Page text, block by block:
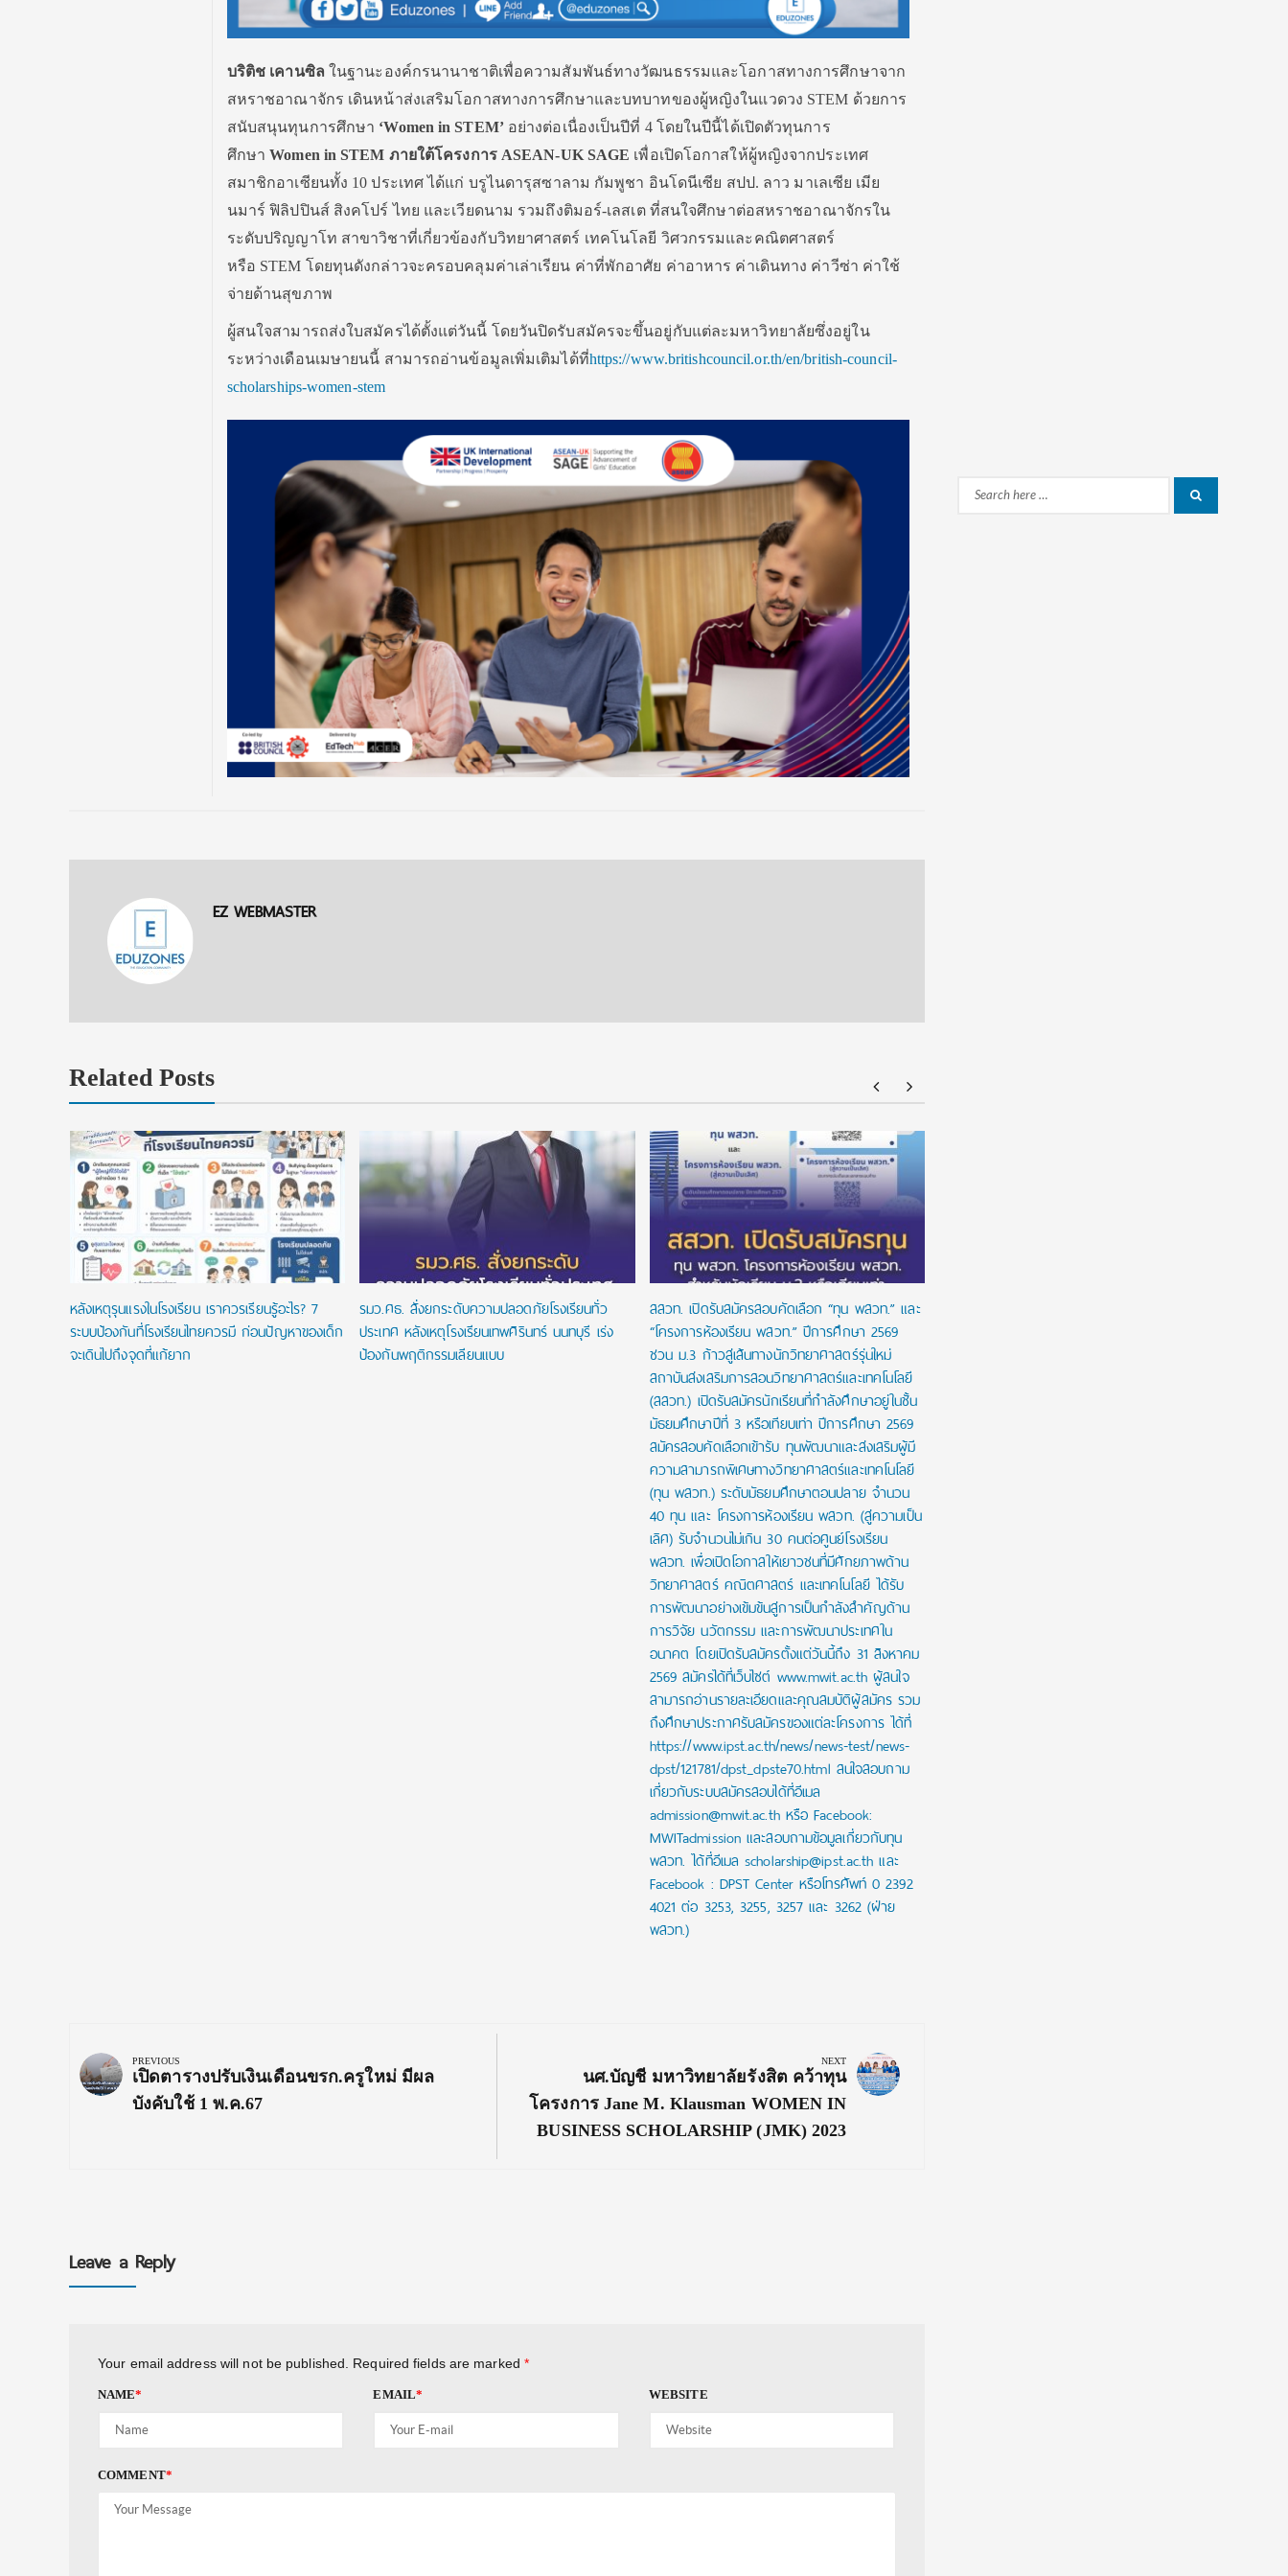
บริติช เคานซิล ในฐานะองค์กรนานาชาติเพื่อความสัมพันธ์ทางวัฒนธรรมและโอกาสทางการศึกษาจาก
สหราชอาณาจักร เดินหน้าส่งเสริมโอกาสทางการศึกษาและบทบาทของผู้หญิงในแวดวง STEM ด้วยการ
สนับสนุนทุนการศึกษา ‘Women in STEM’ อย่างต่อเนื่องเป็นปีที่ 4 โดยในปีนี้ได้เปิดตัวทุนการ
ศึกษาWomen in STEM ภายใต้โครงการ ASEAN-UK SAGE เพื่อเปิดโอกาสให้ผู้หญิงจากประเทศ
สมาชิกอาเซียนทั้ง 10 ประเทศ ได้แก่ บรูไนดารุสซาลาม กัมพูชา อินโดนีเซีย สปป. ลาว มาเลเซีย เมีย
นมาร์ ฟิลิปปินส์ สิงคโปร์ ไทย และเวียดนาม รวมถึงติมอร์-เลสเต ที่สนใจศึกษาต่อสหราชอาณาจักรใน
ระดับปริญญาโท สาขาวิชาที่เกี่ยวข้องกับวิทยาศาสตร์ เทคโนโลยี วิศวกรรมและคณิตศาสตร์
หรือ STEM โดยทุนดังกล่าวจะครอบคลุมค่าเล่าเรียน ค่าที่พักอาศัย ค่าอาหาร ค่าเดินทาง ค่าวีซ่า ค่าใช้
จ่ายด้านสุขภาพ
ผู้สนใจสามารถส่งใบสมัครได้ตั้งแต่วันนี้ โดยวันปิดรับสมัครจะขึ้นอยู่กับแต่ละมหาวิทยาลัยซึ่งอยู่ใน
ระหว่างเดือนเมษายนนี้ สามารถอ่านข้อมูลเพิ่มเติมได้ที่https://www.britishcouncil.or.th/en/british-council-
scholarships-women-stem
EZ WEBMASTER
Related Posts
หลังเหตุรุนแรงในโรงเรียน เราควรเรียนรู้อะไร? 7
ระบบป้องกันที่โรงเรียนไทยควรมี ก่อนปัญหาของเด็ก
จะเดินไปถึงจุดที่แก้ยาก
รมว.ศธ. สั่งยกระดับความปลอดภัยโรงเรียนทั่ว
ประเทศ หลังเหตุโรงเรียนเทพศิรินทร์ นนทบุรี เร่ง
ป้องกันพฤติกรรมเลียนแบบ
สสวท. เปิดรับสมัครสอบคัดเลือก “ทุน พสวท.” และ
“โครงการห้องเรียน พสวท.” ปีการศึกษา 2569
ชวน ม.3 ก้าวสู่เส้นทางนักวิทยาศาสตร์รุ่นใหม่
สถาบันส่งเสริมการสอนวิทยาศาสตร์และเทคโนโลยี
(สสวท.) เปิดรับสมัครนักเรียนที่กำลังศึกษาอยู่ในชั้น
มัธยมศึกษาปีที่ 3 หรือเทียบเท่า ปีการศึกษา 2569
สมัครสอบคัดเลือกเข้ารับ ทุนพัฒนาและส่งเสริมผู้มี
ความสามารถพิเศษทางวิทยาศาสตร์และเทคโนโลยี
(ทุน พสวท.) ระดับมัธยมศึกษาตอนปลาย จำนวน
40 ทุน และ โครงการห้องเรียน พสวท. (สู่ความเป็น
เลิศ) รับจำนวนไม่เกิน 30 คนต่อศูนย์โรงเรียน
พสวท. เพื่อเปิดโอกาสให้เยาวชนที่มีศักยภาพด้าน
วิทยาศาสตร์ คณิตศาสตร์ และเทคโนโลยี ได้รับ
การพัฒนาอย่างเข้มข้นสู่การเป็นกำลังสำคัญด้าน
การวิจัย นวัตกรรม และการพัฒนาประเทศใน
อนาคต โดยเปิดรับสมัครตั้งแต่วันนี้ถึง 31 สิงหาคม
2569 สมัครได้ที่เว็บไซต์ www.mwit.ac.th ผู้สนใจ
สามารถอ่านรายละเอียดและคุณสมบัติผู้สมัคร รวม
ถึงศึกษาประกาศรับสมัครของแต่ละโครงการ ได้ที่
https://www.ipst.ac.th/news/news-test/news-
dpst/121781/dpst_dpste70.html สนใจสอบถาม
เกี่ยวกับระบบสมัครสอบได้ที่อีเมล
admission@mwit.ac.th หรือ Facebook:
MWITadmission และสอบถามข้อมูลเกี่ยวกับทุน
พสวท. ได้ที่อีเมล scholarship@ipst.ac.th และ
Facebook : DPST Center หรือโทรศัพท์ 0 2392
4021 ต่อ 3253, 3255, 3257 และ 3262 (ฝ่าย
พสวท.)
navigation
PREVIOUS
Previous
Post:
เปิดตารางปรับเงินเดือนขรก.ครูใหม่ มีผล
บังคับใช้ 1 พ.ค.67
NEXT
Next
Post:
นศ.บัญชี มหาวิทยาลัยรังสิต คว้าทุน
โครงการ Jane M. Klausman WOMEN IN
BUSINESS SCHOLARSHIP (JMK) 2023
Leave a Reply
Your email address will not be published. Required fields are marked *
NAME* EMAIL* WEBSITE
COMMENT*
Search